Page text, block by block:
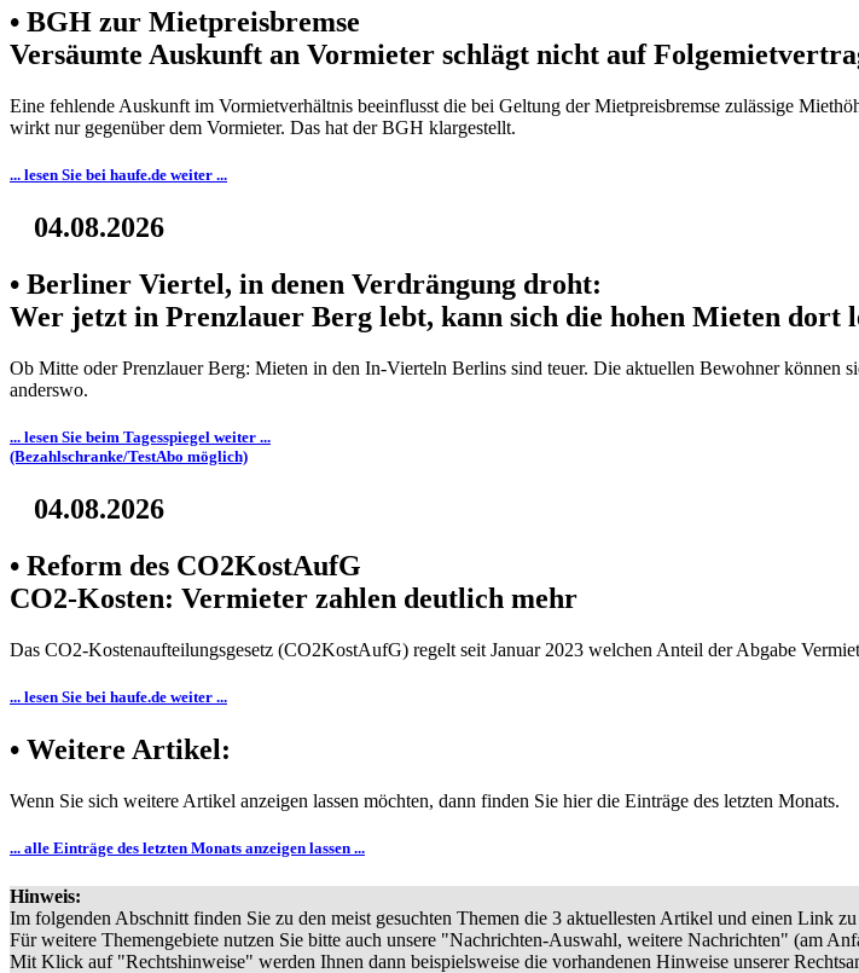
• BGH zur Mietpreisbremse
Versäumte Auskunft an Vormieter schlägt nicht auf
Eine fehlende Auskunft im Vormietverhältnis beeinflusst die bei Geltung der Mietpreisbremse zulässige
wirkt nur gegenüber dem Vormieter. Das hat der BGH klargestellt.
... lesen Sie bei haufe.de weiter ...
04.08.2026
• Berliner Viertel, in denen Verdrängung droht:
Wer jetzt in Prenzlauer Berg lebt, kann sich die hohen Mieten dort
Ob Mitte oder Prenzlauer Berg: Mieten in den In-Vierteln Berlins sind teuer. Die aktuellen Bewohner können
anderswo.
... lesen Sie beim Tagesspiegel weiter ...
(Bezahlschranke/TestAbo möglich)
04.08.2026
• Reform des CO2KostAufG
CO2-Kosten: Vermieter zahlen deutlich mehr
Das CO2-Kostenaufteilungsgesetz (CO2KostAufG) regelt seit Januar 2023 welchen Anteil der Abgabe
... lesen Sie bei haufe.de weiter ...
• Weitere Artikel:
Wenn Sie sich weitere Artikel anzeigen lassen möchten, dann finden Sie hier die Einträge des letzten Monats.
... alle Einträge des letzten Monats anzeigen lassen ...
Hinweis:
Im folgenden Abschnitt finden Sie zu den meist gesuchten Themen die 3 aktuellesten Artikel und einen Link
Für weitere Themengebiete nutzen Sie bitte auch unsere "Nachrichten-Auswahl, weitere Nachrichten" (am
Mit Klick auf "Rechtshinweise" werden Ihnen dann beispielsweise die vorhandenen Hinweise unserer